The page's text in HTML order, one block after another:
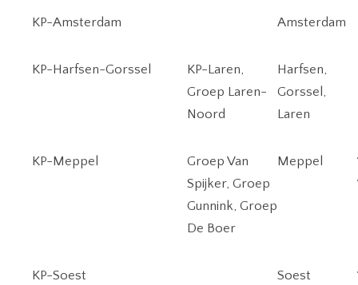
KP-Amsterdam Amsterdam
KP-Harfsen-Gorssel
KP-Laren,
Groep Laren-
Noord
Harfsen,
Gorssel,
Laren
KP-Meppel
Groep Van
Spijker, Groep
Gunnink, Groep
De Boer
Meppel
KP-Soest Soest